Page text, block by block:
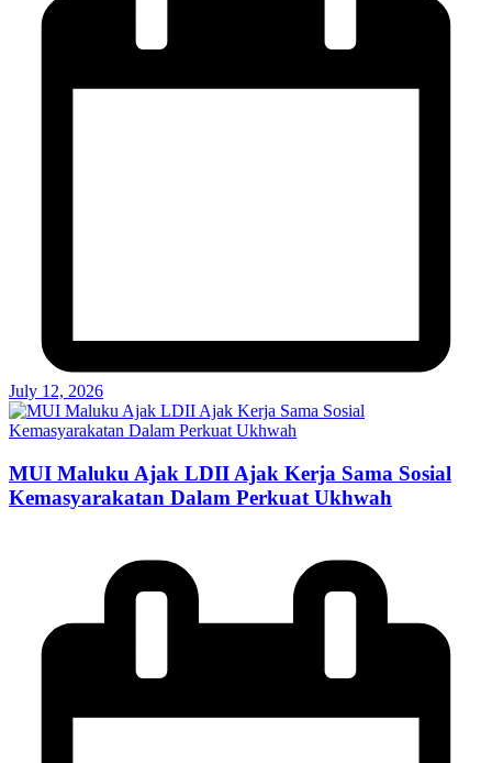
July 12, 2026
MUI Maluku Ajak LDII Ajak Kerja Sama Sosial
Kemasyarakatan Dalam Perkuat Ukhwah